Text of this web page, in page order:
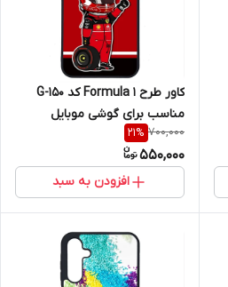
کاور طرح Formula 1 کد G-150
مناسب برای گوشی موبایل
سامسونگ Galaxy A16 4G / A16
5G
700,000
21%
550,000
افزودن به سبد